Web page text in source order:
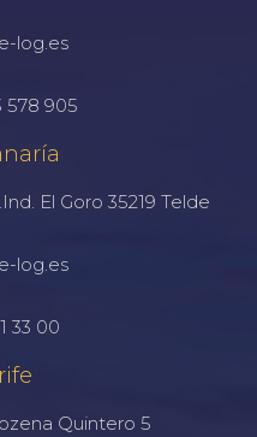
log.es
578 905
El Goro 35219 Telde
log.es
33 00
Quintero 5